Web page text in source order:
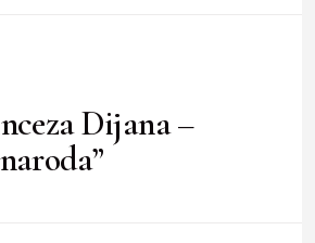
Dijana –